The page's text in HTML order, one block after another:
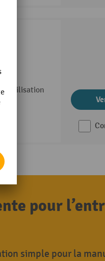
d’utilisation
pour
simple pour la